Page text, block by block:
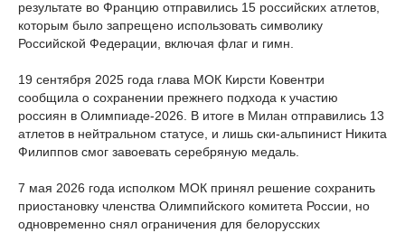
результате во Францию отправились 15 российских атлетов,
которым было запрещено использовать символику
Российской Федерации, включая флаг и гимн.
19 сентября 2025 года глава МОК Кирсти Ковентри
сообщила о сохранении прежнего подхода к участию
россиян в Олимпиаде-2026. В итоге в Милан отправились 13
атлетов в нейтральном статусе, и лишь ски-альпинист Никита
Филиппов смог завоевать серебряную медаль.
7 мая 2026 года исполком МОК принял решение сохранить
приостановку членства Олимпийского комитета России, но
одновременно снял ограничения для белорусских